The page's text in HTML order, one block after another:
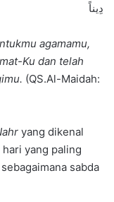
دِيناً
agamamu,
Ku dan telah
(QS.Al-Maidah:
yang dikenal
yang paling
sabda